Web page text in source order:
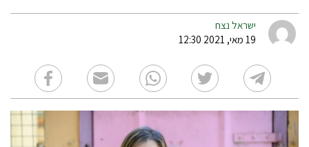
ישראל נצח
19 מאי, 2021 12:30